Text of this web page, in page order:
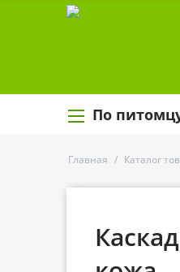
По
Главная / Каталог